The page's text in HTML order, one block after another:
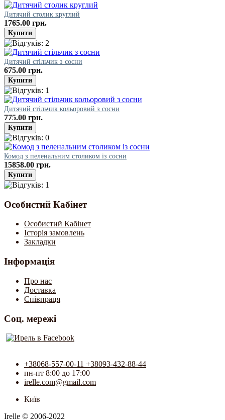
Дитячий столик круглий
1765.00 грн.
Дитячий стільчик з сосни
675.00 грн.
Дитячий стільчик кольоровий з сосни
775.00 грн.
Комод з пеленальним столиком із сосни
15858.00 грн.
Особистий Кабінет
Особистий Кабінет
Історія замовлень
Закладки
Інформація
Про нас
Доставка
Співпраця
Соц. мережі
+38068-557-00-11 +38093-432-88-44
пн-пт 8:00 до 17:00
irelle.com@gmail.com
Київ
Irelle © 2006-2022